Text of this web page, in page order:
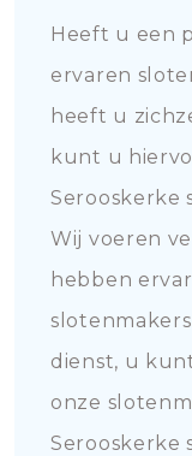
Heeft u een
ervaren
heeft u
kunt u
Serooskerke
Wij voeren
hebben
dienst, u
onze
Serooskerke